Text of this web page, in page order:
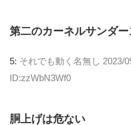
第二のカーネルサンダー
5: それでも動く名無し 2023/
ID:zzWbN3Wf0
胴上げは危ない